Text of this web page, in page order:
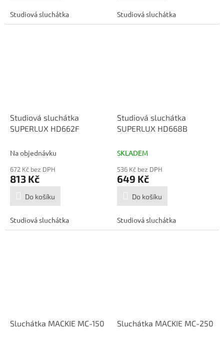
Studiová sluchátka Studiová sluchátka
Studiová sluchátka
SUPERLUX HD662F
Na objednávku
672 Kč bez DPH
813 Kč
Do košíku
Studiová sluchátka
Studiová sluchátka
SUPERLUX HD668B
SKLADEM
536 Kč bez DPH
649 Kč
Do košíku
Studiová sluchátka
Sluchátka MACKIE MC-150 Sluchátka MACKIE MC-250